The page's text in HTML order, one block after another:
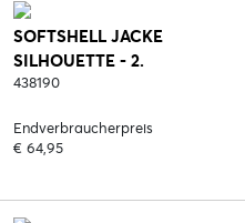
SOFTSHELL JACKE
SILHOUETTE - 2.
SCHWARZ
438190
Endverbraucherpreis
€ 64,95